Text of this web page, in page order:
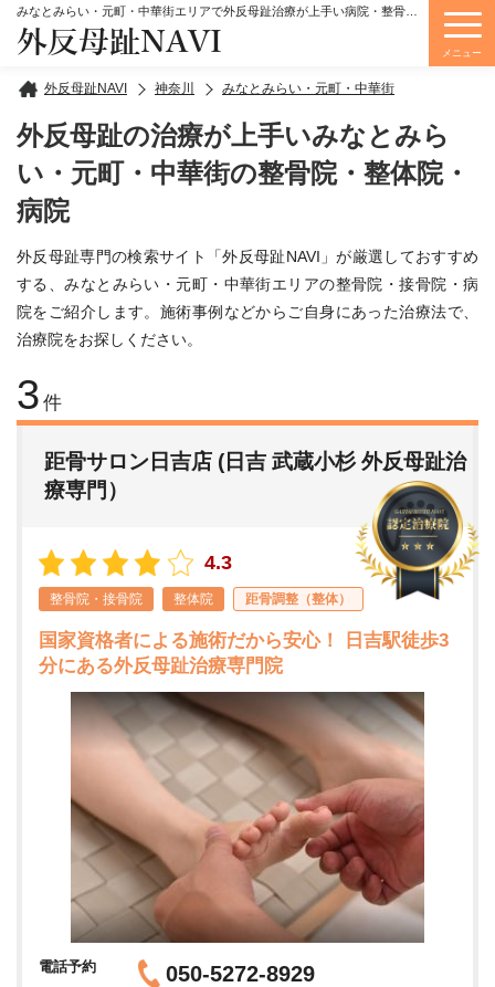
外反母趾NAVI
外反母趾NAVI 神奈川 みなとみらい・元町・中華街
外反母趾の治療が上手いみなとみら
い・元町・中華街の整骨院・整体院・
病院
外反母趾専門の検索サイト「外反母趾NAVI」が厳選しておすすめ
する、みなとみらい・元町・中華街エリアの整骨院・接骨院・病
院をご紹介します。施術事例などからご自身にあった治療法で、
治療院をお探しください。
3 件
距骨サロン日吉店 (日吉 武蔵小杉 外反母趾治
療専門）
4.3
整骨院・接骨院 整体院 距骨調整（整体）
国家資格者による施術だから安心！ 日吉駅徒歩3
分にある外反母趾治療専門院
電話予約 050-5272-8929
メニュー